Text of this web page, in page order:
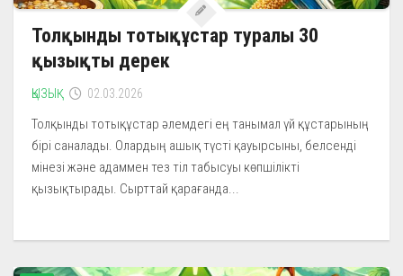
Толқынды тотықұстар туралы 30
қызықты дерек
ҚЫЗЫҚ 02.03.2026
Толқынды тотықұстар әлемдегі ең танымал үй құстарының
бірі саналады. Олардың ашық түсті қауырсыны, белсенді
мінезі және адаммен тез тіл табысуы көпшілікті
қызықтырады. Сырттай қарағанда...